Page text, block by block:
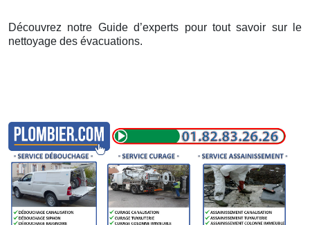
Découvrez notre Guide d’experts pour tout savoir sur le
nettoyage des évacuations.